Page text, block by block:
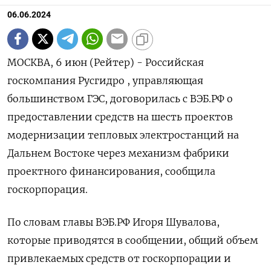
06.06.2024
МОСКВА, 6 июн (Рейтер) - Российская
госкомпания Русгидро , управляющая
большинством ГЭС, договорилась с ВЭБ.РФ о
предоставлении средств на шесть проектов
модернизации тепловых электростанций на
Дальнем Востоке через механизм фабрики
проектного финансирования, сообщила
госкорпорация.
По словам главы ВЭБ.РФ Игоря Шувалова,
которые приводятся в сообщении, общий объем
привлекаемых средств от госкорпорации и